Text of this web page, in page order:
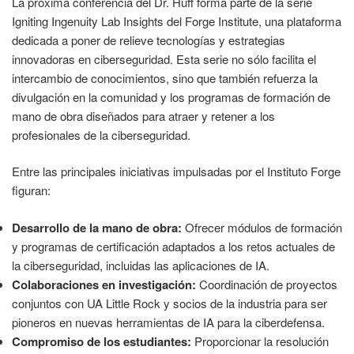
Igniting Ingenuity Lab Insights del Forge Institute, una plataforma
dedicada a poner de relieve tecnologías y estrategias
innovadoras en ciberseguridad. Esta serie no sólo facilita el
intercambio de conocimientos, sino que también refuerza la
divulgación en la comunidad y los programas de formación de
mano de obra diseñados para atraer y retener a los
profesionales de la ciberseguridad.
Entre las principales iniciativas impulsadas por el Instituto Forge
figuran:
Desarrollo de la mano de obra: Ofrecer módulos de formación
y programas de certificación adaptados a los retos actuales de
la ciberseguridad, incluidas las aplicaciones de IA.
Colaboraciones en investigación: Coordinación de proyectos
conjuntos con UA Little Rock y socios de la industria para ser
pioneros en nuevas herramientas de IA para la ciberdefensa.
Compromiso de los estudiantes: Proporcionar la resolución